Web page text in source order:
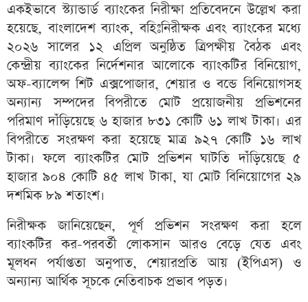
একইভাবে স্ট্যান্ডার্ড ব্যাংকের নিরীক্ষা প্রতিবেদনে উল্লেখ করা
হয়েছে, বাংলাদেশ ব্যাংক, বহিঃনিরীক্ষক এবং ব্যাংকের মধ্যে
২০২৬ সালের ১২ এপ্রিল অনুষ্ঠিত ত্রিপক্ষীয় বৈঠক এবং
কেন্দ্রীয় ব্যাংকের নির্দেশনার আলোকে ব্যাংকটির বিনিয়োগ,
অফ-ব্যালেন্স শিট এক্সপোজার, শেয়ার ও বন্ডে বিনিয়োগসহ
অন্যান্য সম্পদের বিপরীতে মোট প্রয়োজনীয় প্রভিশনের
পরিমাণ দাঁড়িয়েছে ৬ হাজার ৮৩১ কোটি ৬১ লাখ টাকা। এর
বিপরীতে সংরক্ষণ করা হয়েছে মাত্র ৯২৭ কোটি ১৬ লাখ
টাকা। ফলে ব্যাংকটির মোট প্রভিশন ঘাটতি দাঁড়িয়েছে ৫
হাজার ৯০৪ কোটি ৪৫ লাখ টাকা, যা মোট বিনিয়োগের ২৯
দশমিক ৮৯ শতাংশ।
নিরীক্ষক জানিয়েছেন, পূর্ণ প্রভিশন সংরক্ষণ করা হলে
ব্যাংকটির কর-পরবর্তী লোকসান আরও বেড়ে যেত এবং
মূলধন পর্যাপ্ততা অনুপাত, শেয়ারপ্রতি আয় (ইপিএস) ও
অন্যান্য আর্থিক সূচকে নেতিবাচক প্রভাব পড়ত।